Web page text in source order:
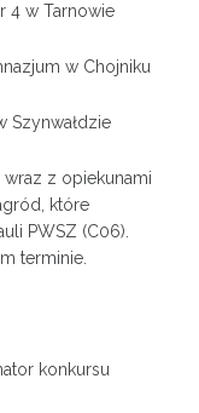
4 w Tarnowie
w Chojniku
Szynwałdzie
z opiekunami
które
PWSZ (C06).
terminie.
konkursu